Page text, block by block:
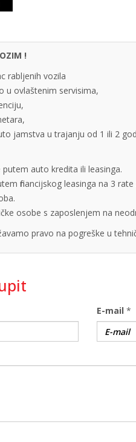
!
rabljenih vozila
u ovlaštenim servisima,
jamstva u trajanju od 1 ili 2
auto kredita ili leasinga.
financijskog leasinga na 3
osobe s zaposlenjem na
pravo na pogreške u
E-mail *